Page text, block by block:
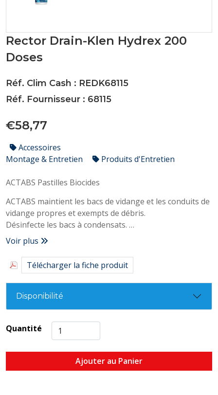
Rector Drain-Klen Hydrex 200
Doses
Réf. Clim Cash : REDK68115
Réf. Fournisseur : 68115
€58,77
Accessoires
Montage & Entretien
Produits d'Entretien
ACTABS Pastilles Biocides
ACTABS maintient les bacs de vidange et les conduits de
vidange propres et exempts de débris.
Désinfecte les bacs à condensats.
Élimine ou empêche le développement des glues,
algues, bouchons.
Élimine et contrôle les odeurs.
Boîte de 200.
Longue durée de vie.
Voir plus
Télécharger la fiche produit
Disponibilité
Quantité
Ajouter au Panier